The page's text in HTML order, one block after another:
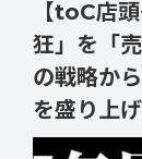
【toC店
狂」を「
の戦略か
を盛り上